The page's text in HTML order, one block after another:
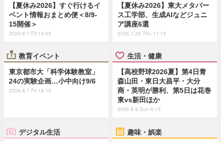
【夏休み2026】すぐ行けるイ
ベント情報おまとめ便＜8/9-
15開催＞
2026.8.7 Fri 19:45
【夏休み2026】東大メタバー
ス工学部、生成AIなどジュニ
ア講座6選
2026.7.30 Thu 11:15
教育イベント
東京都市大「科学体験教室」
24の実験企画…小中向け9/6
2026.8.7 Fri 18:15
生活・健康
【高校野球2026夏】第4日青
森山田・東日大昌平・大分
商・英明が勝利、第5日は花巻
東vs新田ほか
2026.8.9 Sun 9:15
デジタル生活 趣味・娯楽